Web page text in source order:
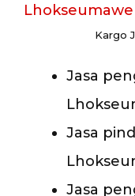
Kargo
Jasa
Jasa
Jasa